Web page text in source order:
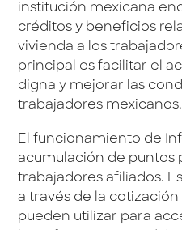
institución mexicana
créditos y beneficios
vivienda a los
principal es facilitar el
digna y mejorar las
trabajadores mexicanos.
El funcionamiento de
acumulación de puntos
trabajadores afiliados.
a través de la
pueden utilizar para